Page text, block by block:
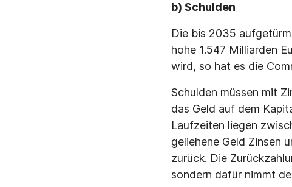
b) Schulden
Die bis 2035
hohe 1.547 Milliarden
wird, so hat es die
Schulden müssen mit
das Geld auf dem
Laufzeiten liegen
geliehene Geld Zinsen
zurück. Die
sondern dafür nimmt